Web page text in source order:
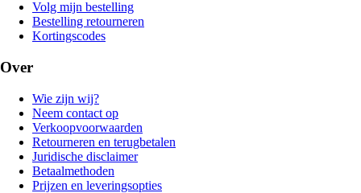
Volg mijn bestelling
Bestelling retourneren
Kortingscodes
Over
Wie zijn wij?
Neem contact op
Verkoopvoorwaarden
Retourneren en terugbetalen
Juridische disclaimer
Betaalmethoden
Prijzen en leveringsopties